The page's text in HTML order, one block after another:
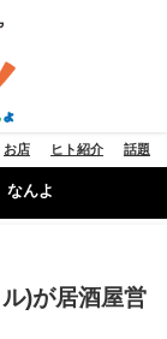
お店 ヒト紹介 話題
なんよ
)が居酒屋営